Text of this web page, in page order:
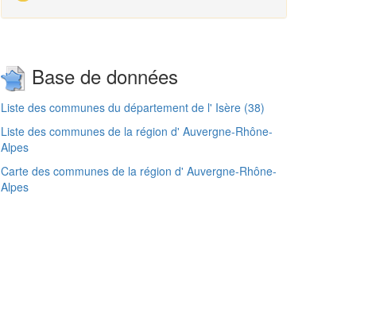
Base de données
Liste des communes du département de l' Isère (38)
Liste des communes de la région d' Auvergne-Rhône-
Alpes
Carte des communes de la région d' Auvergne-Rhône-
Alpes